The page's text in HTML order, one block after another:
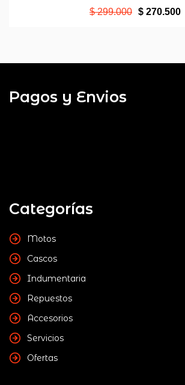
5
$299.000 El
$ 270.500El
Pagos y Envios
Categorías
Motos
Cascos
Indumentaria
Repuestos
Accesorios
Servicios
Ofertas